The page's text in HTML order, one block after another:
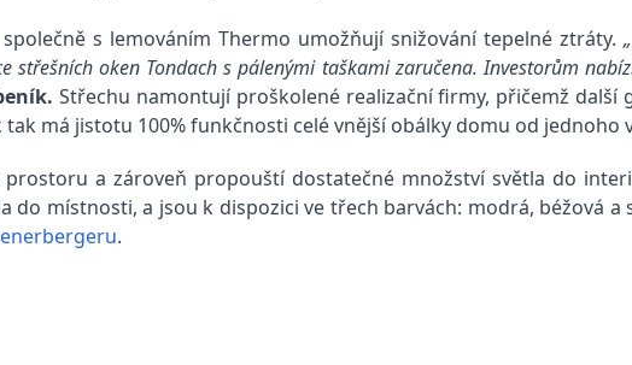
s lemováním Thermo umožňují snižování tepelné ztráty.
oken Tondach s pálenými taškami zaručena. Investorům
Střechu namontují proškolené realizační firmy, přičemž další
tak má jistotu 100% funkčnosti celé vnější obálky domu od jednoho
a zároveň propouští dostatečné množství světla do
místnosti, a jsou k dispozici ve třech barvách: modrá, béžová
.